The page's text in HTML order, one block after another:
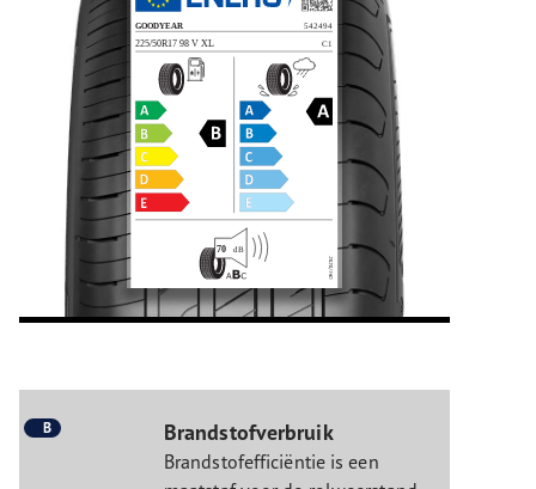
B Brandstofverbruik
Brandstofefficiëntie is een